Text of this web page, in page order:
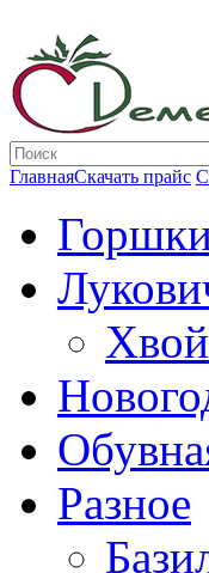
ГлавнаяСкачать прайс
Разное